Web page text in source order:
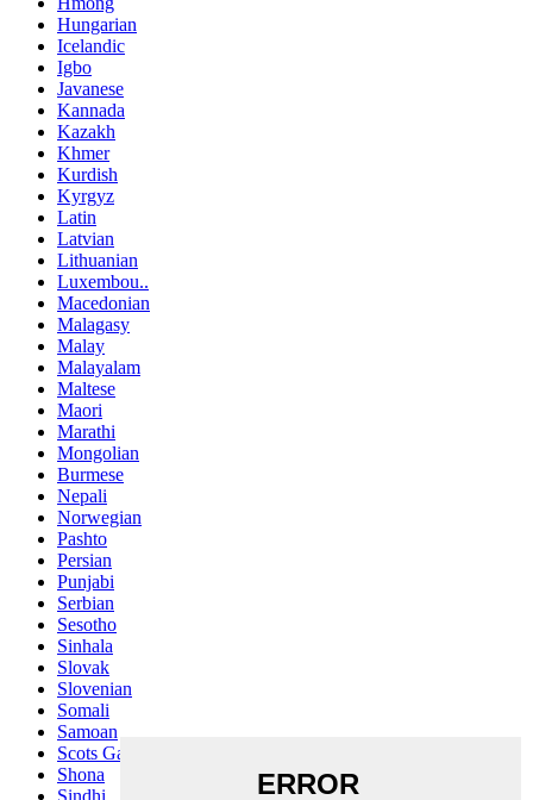
Hungarian
Icelandic
Igbo
Javanese
Kannada
Kazakh
Khmer
Kurdish
Kyrgyz
Latin
Latvian
Lithuanian
Luxembou..
Macedonian
Malagasy
Malay
Malayalam
Maltese
Maori
Marathi
Mongolian
Burmese
Nepali
Norwegian
Pashto
Persian
Punjabi
Serbian
Sesotho
Sinhala
Slovak
Slovenian
Somali
Samoan
Scots Gaelic
Shona
Sindhi